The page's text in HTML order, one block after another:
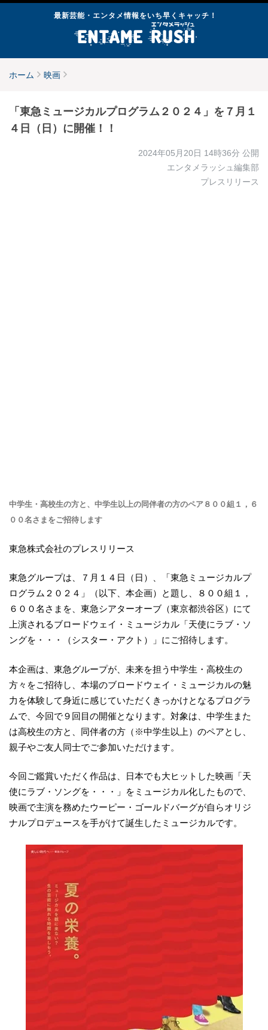
最新芸能・エンタメ情報をいち早くキャッチ！
ホーム 映画
「東急ミュージカルプログラム２０２４」を７月１
４日（日）に開催！！
2024年05月20日 14時36分 公開
エンタメラッシュ編集部
プレスリリース
中学生・高校生の方と、中学生以上の同伴者の方のペア８００組１，６
００名さまをご招待します
東急株式会社のプレスリリース
東急グループは、７月１４日（日）、「東急ミュージカルプ
ログラム２０２４」（以下、本企画）と題し、８００組１，
６００名さまを、東急シアターオーブ（東京都渋谷区）にて
上演されるブロードウェイ・ミュージカル「天使にラブ・ソ
ングを・・・（シスター・アクト）」にご招待します。
本企画は、東急グループが、未来を担う中学生・高校生の
方々をご招待し、本場のブロードウェイ・ミュージカルの魅
力を体験して身近に感じていただくきっかけとなるプログラ
ムで、今回で９回目の開催となります。対象は、中学生また
は高校生の方と、同伴者の方（※中学生以上）のペアとし、
親子やご友人同士でご参加いただけます。
今回ご鑑賞いただく作品は、日本でも大ヒットした映画「天
使にラブ・ソングを・・・」をミュージカル化したもので、
映画で主演を務めたウーピー・ゴールドバーグが自らオリジ
ナルプロデュースを手がけて誕生したミュージカルです。